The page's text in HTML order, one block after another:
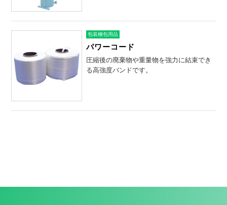
包装梱包用品
パワーコード
圧縮後の廃棄物や重量物を強力に結束でき
る高強度バンドです。